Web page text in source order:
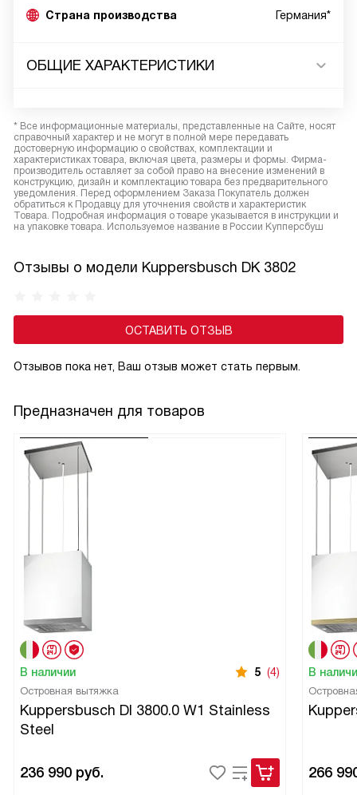
Страна производства Германия*
ОБЩИЕ ХАРАКТЕРИСТИКИ
* Все информационные материалы, представленные на Сайте, носят
справочный характер и не могут в полной мере передавать
достоверную информацию о свойствах, комплектации и
характеристиках товара, включая цвета, размеры и формы. Фирма-
производитель оставляет за собой право на внесение изменений в
конструкцию, дизайн и комплектацию товара без предварительного
уведомления. Перед оформлением Заказа Покупатель должен
обратиться к Продавцу для уточнения свойств и характеристик
Товара. Подробная информация о товаре указывается в инструкции и
на упаковке товара. Используемое название в России Купперсбуш
Отзывы о модели Kuppersbusch DK 3802
ОСТАВИТЬ ОТЗЫВ
Отзывов пока нет, Ваш отзыв может стать первым.
Предназначен для товаров
В наличии 5 (4)
Островная вытяжка
Kuppersbusch DI 3800.0 W1 Stainless
Steel
236 990 руб.
В
266